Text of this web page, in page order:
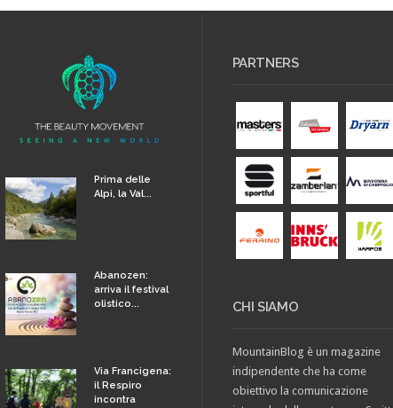
Prima delle
Alpi, la Val...
Abanozen:
arriva il festival
olistico...
Via Francigena:
il Respiro
incontra
PARTNERS
CHI SIAMO
MountainBlog è un magazine
indipendente che ha come
obiettivo la comunicazione